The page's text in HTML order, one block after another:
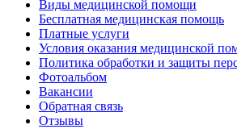
Виды медицинской помощи
Бесплатная медицинская помощь
Платные услуги
Условия оказания медицинской
Политика обработки и защиты
Фотоальбом
Вакансии
Обратная связь
Отзывы